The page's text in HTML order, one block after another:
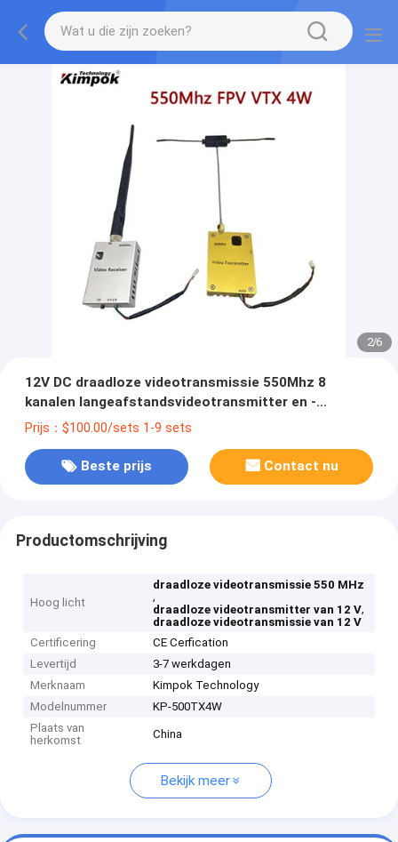
2/6
12V DC draadloze videotransmissie 550Mhz 8
kanalen langeafstandsvideotransmitter en -
ontvanger voor FPV
Prijs：$100.00/sets 1-9 sets
Beste prijs Contact nu
Productomschrijving
Hoog licht
draadloze videotransmissie 550 MHz
,
draadloze videotransmitter van 12 V,
draadloze videotransmissie van 12 V
Certificering
CE Cerfication
Levertijd
3-7 werkdagen
Merknaam
Kimpok Technology
Modelnummer
KP-500TX4W
Plaats van
herkomst
China
Bekijk meer